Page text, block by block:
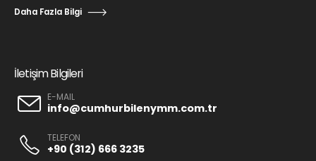
Daha Fazla Bilgi
İletişim Bilgileri
E-MAIL
info@cumhurbilenymm.com.tr
TELEFON
+90 (312) 666 3235